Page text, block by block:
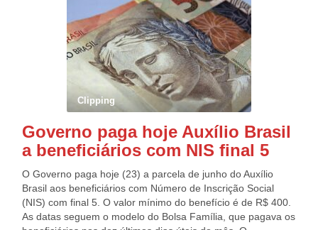
prioridade legal, sendo 87.401 idosos acima de 80 anos;
675.495 entre 60 e 79 anos; 48.913 contribuintes com
alguma deficiência física ou mental ou doença grave e
661.831 contribuintes cuja maior fonte de renda seja o
magistério. O restante do lote será destinado a
2.776.808 contribuintes não prioritários que entregaram
declarações de exercícios anteriores até 19 de março deste
ano. O dinheiro será pago em 30 de junho. A consulta pode
contribuinte clicar no campo Meu Imposto de Renda e, em
seguida, Consultar Restituição. A consulta também pode ser
os smartphones dos sistemas Android e iOS. A consulta no
site permite a verificação de eventuais pendências que
impeçam o pagamento da restituição – como inclusão na
malha fina. Caso uma ou mais inconsistências sejam
Clipping
Governo paga hoje Auxílio Brasil
a beneficiários com NIS final 5
O Governo paga hoje (23) a parcela de junho do Auxílio
Brasil aos beneficiários com Número de Inscrição Social
(NIS) com final 5. O valor mínimo do benefício é de R$ 400.
As datas seguem o modelo do Bolsa Família, que pagava os